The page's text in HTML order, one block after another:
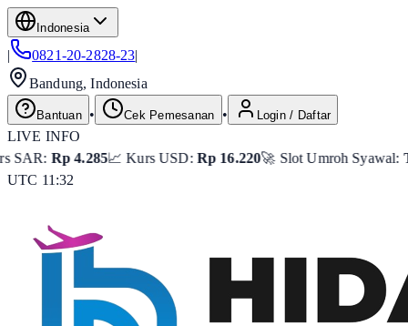
Indonesia
| 0821-20-2828-23|
Bandung, Indonesia
Bantuan • Cek Pemesanan • Login / Daftar
LIVE INFO
📈 Kurs USD:Rp 16.220🚀 Slot Umroh Syawal:Tersisa 8 Seat
UTC 11:32